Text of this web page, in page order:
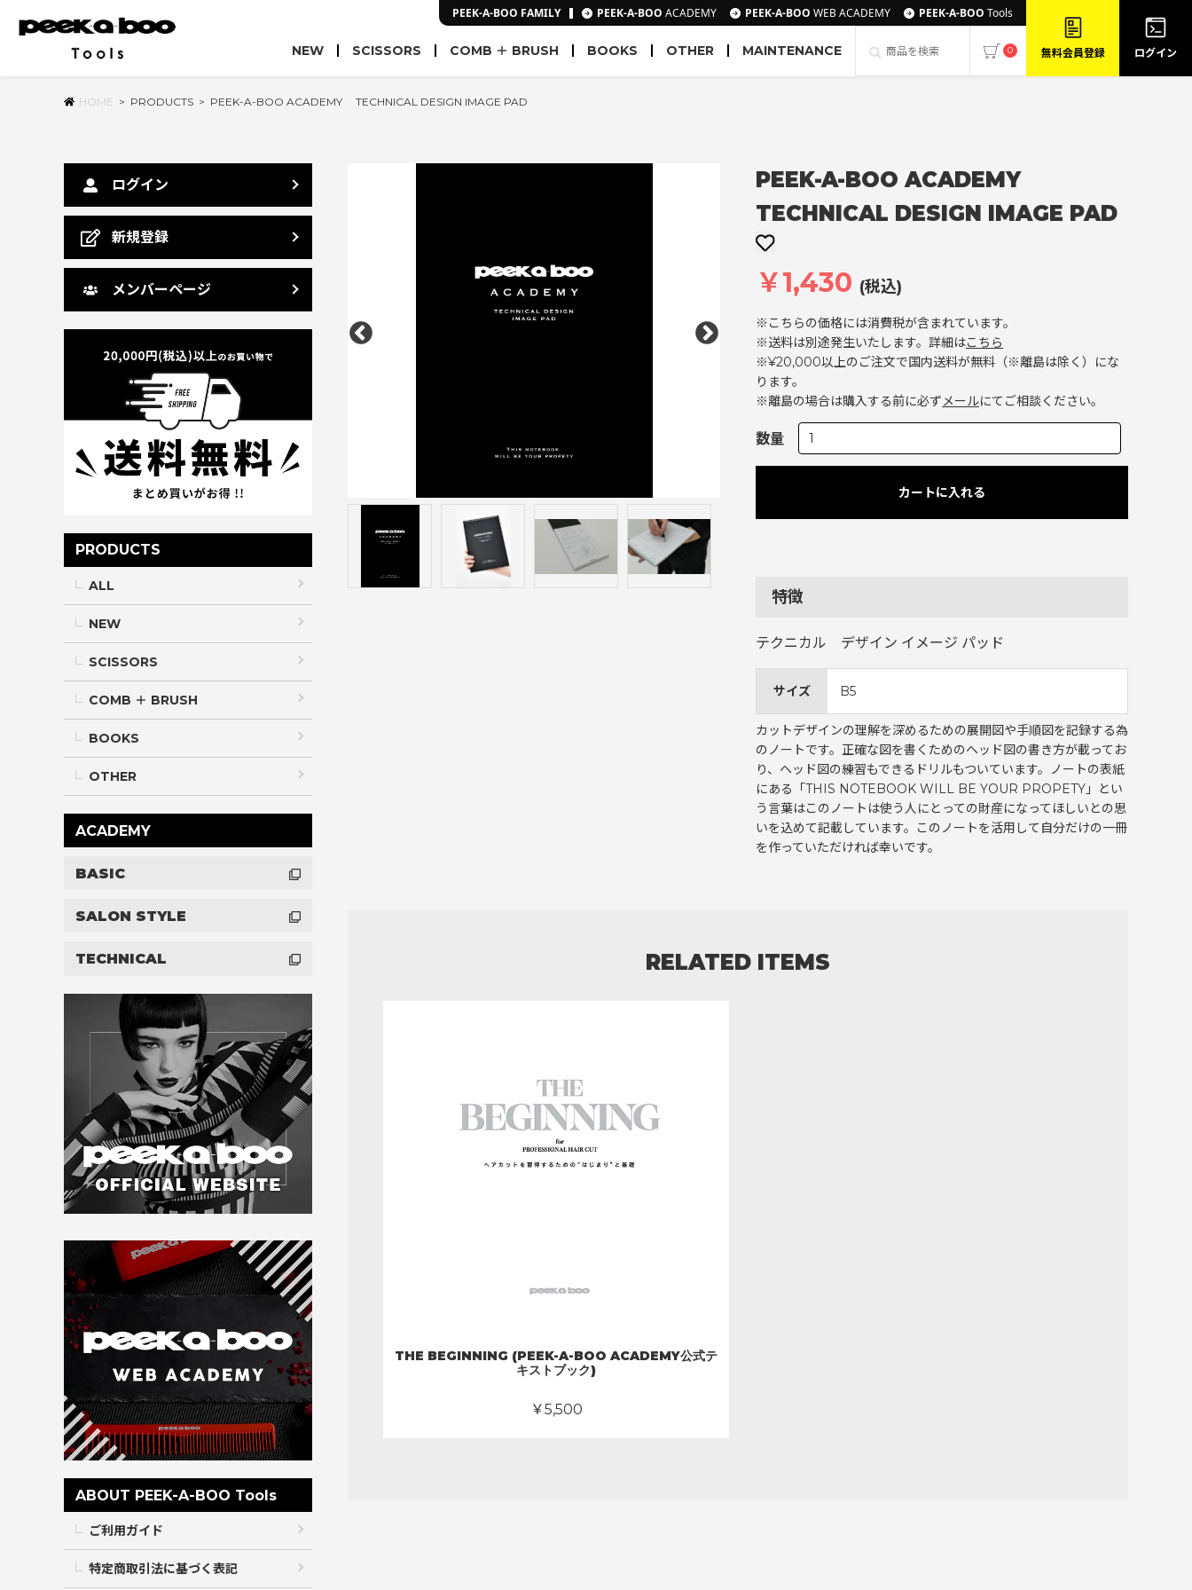
PEEK-A-BOO FAMILY PEEK-A-BOO ACADEMY PEEK-A-BOO WEB ACADEMY PEEK-A-BOO Tools
NEW SCISSORS COMB ＋ BRUSH BOOKS OTHER MAINTENANCE 0 無料会員登録 ログイン
HOME > PRODUCTS > PEEK-A-BOO ACADEMY TECHNICAL DESIGN IMAGE PAD
ログイン
新規登録
メンバーページ
PRODUCTS
ALL
NEW
SCISSORS
COMB ＋ BRUSH
BOOKS
OTHER
ACADEMY
BASIC
SALON STYLE
TECHNICAL
ABOUT PEEK-A-BOO Tools
ご利用ガイド
特定商取引法に基づく表記
PEEK-A-BOO ACADEMY
TECHNICAL DESIGN IMAGE PAD
￥1,430 (税込)
※こちらの価格には消費税が含まれています。
※送料は別途発生いたします。詳細はこちら
※¥20,000以上のご注文で国内送料が無料（※離島は除く）にな
ります。
※離島の場合は購入する前に必ずメールにてご相談ください。
数量
カートに入れる
特徴
テクニカル デザイン イメージ パッド
サイズ B5
カットデザインの理解を深めるための展開図や手順図を記録する為
のノートです。正確な図を書くためのヘッド図の書き方が載ってお
り、ヘッド図の練習もできるドリルもついています。ノートの表紙
にある「THIS NOTEBOOK WILL BE YOUR PROPETY」とい
う言葉はこのノートは使う人にとっての財産になってほしいとの思
いを込めて記載しています。このノートを活用して自分だけの一冊
を作っていただければ幸いです。
RELATED ITEMS
THE BEGINNING (PEEK-A-BOO ACADEMY公式テ
キストブック)
￥5,500